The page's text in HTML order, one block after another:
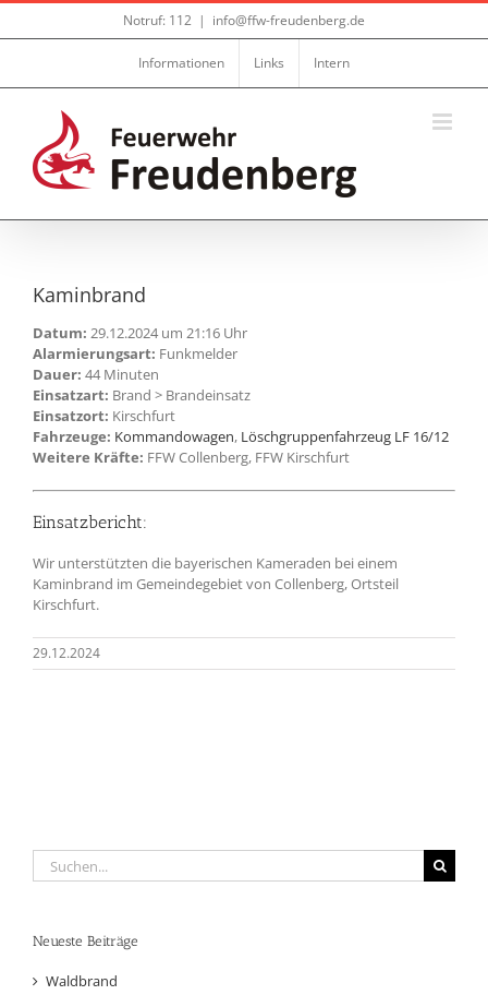
Zum
Notruf: 112 | info@ffw-freudenberg.de
Informationen Links Intern
Kaminbrand
Datum: 29.12.2024 um 21:16 Uhr
Alarmierungsart: Funkmelder
Dauer: 44 Minuten
Einsatzart: Brand > Brandeinsatz
Einsatzort: Kirschfurt
Fahrzeuge: Kommandowagen, Löschgruppenfahrzeug LF 16/12
Weitere Kräfte: FFW Collenberg, FFW Kirschfurt
Einsatzbericht:
Wir unterstützten die bayerischen Kameraden bei einem
Kaminbrand im Gemeindegebiet von Collenberg, Ortsteil
Kirschfurt.
29.12.2024
Suche
nach:
Neueste Beiträge
Waldbrand